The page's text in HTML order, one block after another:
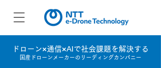
ドローン×通信×AIで社会課題を解決する
国産ドローンメーカーのリーディングカンパニー